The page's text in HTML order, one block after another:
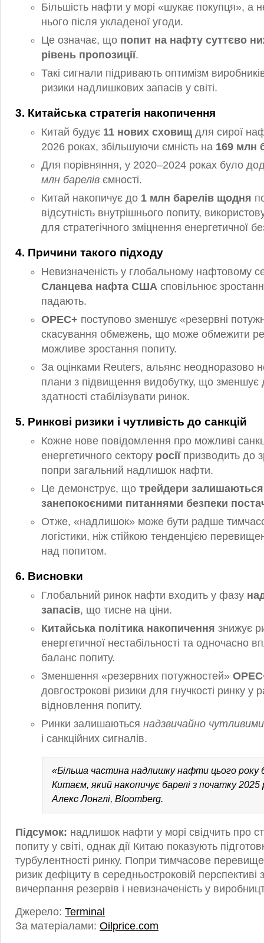
Більшість нафти у морі «шукає покупця», а
нього після укладеної угоди.
Це означає, що попит на нафту суттєво
рівень пропозиції.
Такі сигнали підривають оптимізм
ризики надлишкових запасів у світі.
3. Китайська стратегія накопичення
Китай будує 11 нових сховищ для сирої
2026 роках, збільшуючи ємність на 169 млн
Для порівняння, у 2020–2024 роках було
млн барелів ємності.
Китай накопичує до 1 млн барелів щодня
відсутність внутрішнього попиту,
для стратегічного зміцнення енергетичної
4. Причини такого підходу
Невизначеність у глобальному нафтовому
Сланцева нафта США сповільнює
падають.
OPEC+ поступово зменшує «резервні
скасування обмежень, що може обмежити
можливе зростання попиту.
За оцінками Reuters, альянс неодноразово
плани з підвищення видобутку, що зменшує
здатності стабілізувати ринок.
5. Ринкові ризики і чутливість до санкцій
Кожне нове повідомлення про можливі
енергетичного сектору росіїпризводить до
попри загальний надлишок нафти.
Це демонструє, що трейдери залишаються
занепокоєними питаннями безпеки
Отже, «надлишок» може бути радше
логістики, ніж стійкою тенденцією
над попитом.
6. Висновки
Глобальний ринок нафти входить у фазу
запасів, що тисне на ціни.
Китайська політика накопичення знижує
енергетичної нестабільності та одночасно
баланс попиту.
Зменшення «резервних потужностей»
довгострокові ризики для гнучкості ринку у
відновлення попиту.
Ринки залишаються надзвичайно чутливими
і санкційних сигналів.
«Більша частина надлишку нафти цього року
Китаєм, який накопичує барелі з початку 2025
Алекс Лонглі, Bloomberg.
Підсумок: надлишок нафти у морі свідчить про
попиту у світі, однак дії Китаю показують
турбулентності ринку. Попри тимчасове
ризик дефіциту в середньостроковій перспективі
вичерпання резервів і невизначеність у
Джерело: Terminal
За матеріалами: Oilprice.com